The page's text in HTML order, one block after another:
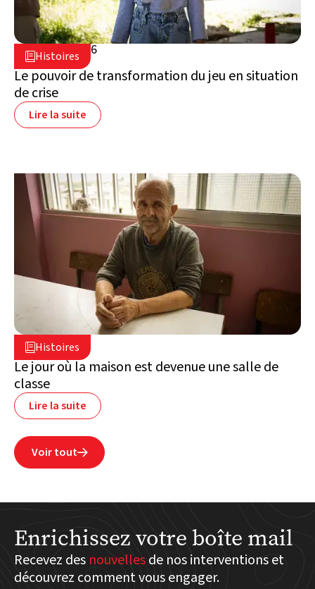
 Histoires
16 juillet 2026
Liban
Le pouvoir de transformation du jeu en situation
de crise
Lire la suite
Histoires
2 juillet 2026
Liban
Le jour où la maison est devenue une salle de
classe
Lire la suite
Voir tout
Enrichissez votre boîte mail
Recevez des nouvellesde nos interventions et
découvrez comment vous engager.